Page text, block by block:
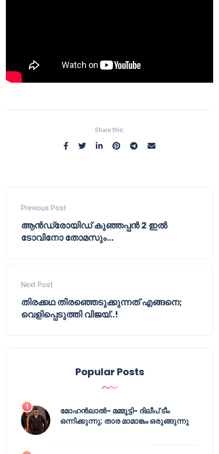
Share this:
Previous Post
ആൻഡ്രോയിഡ് കുഞ്ഞപ്പൻ 2 ഇൽ
ടോവിനോ തോമസും…
Next Post
തിരക്കഥ തിരഞ്ഞെടുക്കുന്നത് എങ്ങനെ;
വെളിപ്പെടുത്തി വിജയ്..!
Popular Posts
മോഹൻലാൽ- മമ്മൂട്ടി- ദിലീപ് ടീം
ഒന്നിക്കുന്നു; താര മാമാങ്കം ഒരുങ്ങുന്നു